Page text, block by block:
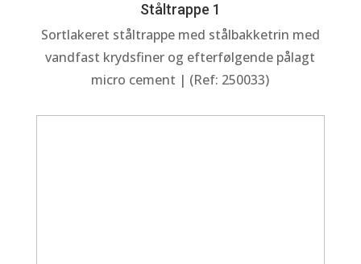
Ståltrappe 1
Sortlakeret ståltrappe med stålbakketrin med
vandfast krydsfiner og efterfølgende pålagt
micro cement | (Ref: 250033)